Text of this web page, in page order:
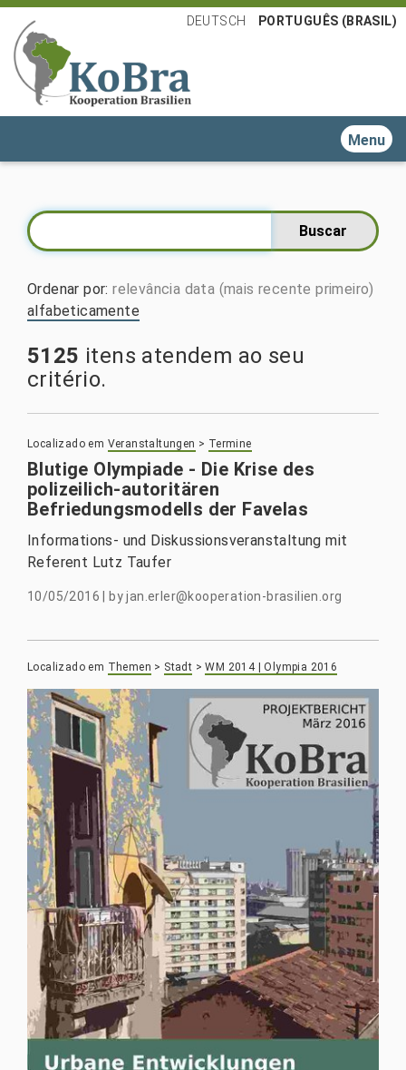
DEUTSCH PORTUGUÊS (BRASIL)
Toggle
Ordenar por:relevância data (mais recente primeiro)
alfabeticamente
5125 itens atendem ao seu
critério.
Localizado em Veranstaltungen > Termine
Blutige Olympiade - Die Krise des
polizeilich-autoritären
Befriedungsmodells der Favelas
Informations- und Diskussionsveranstaltung mit
Referent Lutz Taufer
10/05/2016 byjan.erler@kooperation-brasilien.org
Localizado em Themen > Stadt >WM 2014 | Olympia 2016